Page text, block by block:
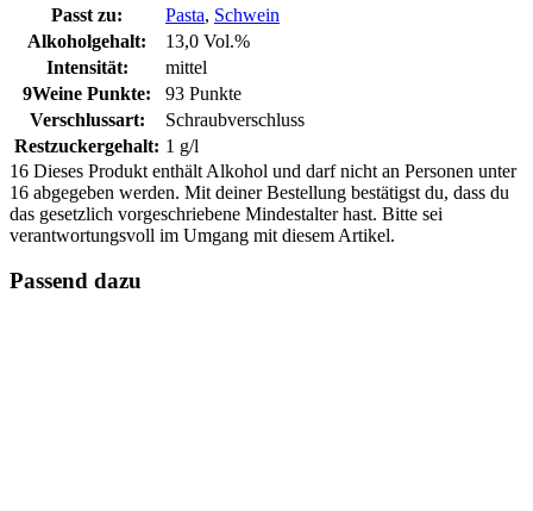
Passt zu:
Pasta, Schwein
Alkoholgehalt:
13,0 Vol.%
Intensität:
mittel
9Weine Punkte:
93 Punkte
Verschlussart:
Schraubverschluss
Restzuckergehalt: 1 g/l
16 Dieses Produkt enthält Alkohol und darf nicht an Personen unter
16 abgegeben werden. Mit deiner Bestellung bestätigst du, dass du
das gesetzlich vorgeschriebene Mindestalter hast. Bitte sei
verantwortungsvoll im Umgang mit diesem Artikel.
Passend dazu